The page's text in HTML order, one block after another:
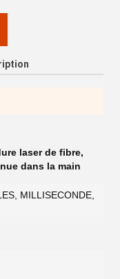
laser de fibre,
dans la main
MILLISECONDE,